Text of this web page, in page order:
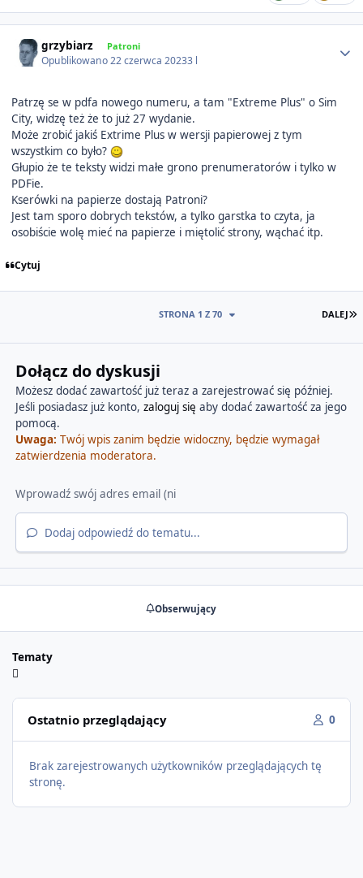
grzybiarz Patroni
Opublikowano22 czerwca 20233 l
Patrzę se w pdfa nowego numeru, a tam "Extreme Plus" o Sim
City, widzę też że to już 27 wydanie.
Może zrobić jakiś Extrime Plus w wersji papierowej z tym
wszystkim co było?
Głupio że te teksty widzi małe grono prenumeratorów i tylko w
PDFie.
Kserówki na papierze dostają Patroni?
Jest tam sporo dobrych tekstów, a tylko garstka to czyta, ja
osobiście wolę mieć na papierze i miętolić strony, wąchać itp.
Cytuj
DALEJ
STRONA 1 Z 70
Dołącz do dyskusji
Możesz dodać zawartość już teraz a zarejestrować się później.
Jeśli posiadasz już konto, zaloguj się aby dodać zawartość za jego
pomocą.
Uwaga: Twój wpis zanim będzie widoczny, będzie wymagał
zatwierdzenia moderatora.
Dodaj odpowiedź do tematu...
Obserwujący
Tematy
Ostatnio przeglądający 0
Brak zarejestrowanych użytkowników przeglądających tę
stronę.